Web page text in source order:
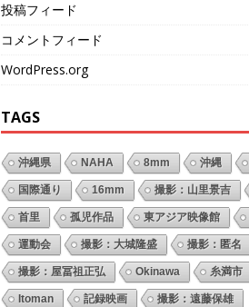
投稿フィード
コメントフィード
WordPress.org
TAGS
沖縄県 NAHA 8mm 沖縄
国際通り 16mm 撮影：山里景吉
首里 孤児作品 東アジア映像館
運動会 撮影：大城隆盛 撮影：匿名
撮影：屋冨祖正弘 Okinawa 糸満市
Itoman 記録映画 撮影：遠藤保雄